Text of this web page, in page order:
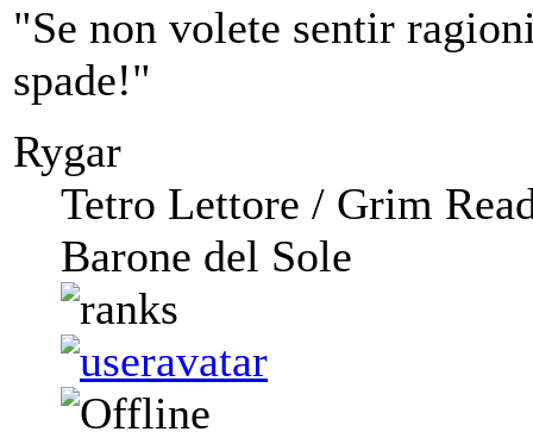
"Se non volete sentir
spade!"
Rygar
Tetro Lettore / Grim
Barone del Sole